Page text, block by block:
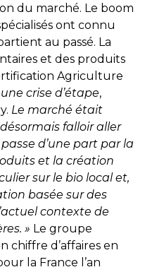
du marché. Le boom
ont connu
au passé. La
et des produits
Agriculture
crise d’étape,
Le marché était
falloir aller
d’une part par la
et la création
sur le bio local et,
basée sur des
contexte de
» Le groupe
chiffre d’affaires en
la France l’an